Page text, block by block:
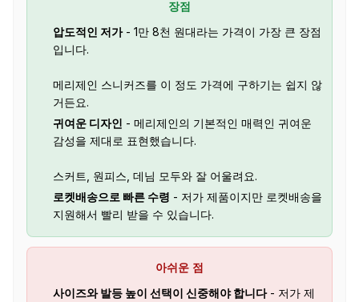
장점
압도적인 저가- 1만 8천 원대라는 가격이 가장 큰 장점
입니다.
메리제인 스니커즈를 이 정도 가격에 구하기는 쉽지 않
거든요.
귀여운 디자인 - 메리제인의 기본적인 매력인 귀여운
감성을 제대로 표현했습니다.
스커트, 원피스, 데님 모두와 잘 어울려요.
로켓배송으로 빠른 수령 - 저가 제품이지만 로켓배송을
지원해서 빨리 받을 수 있습니다.
아쉬운 점
사이즈와 발등 높이 선택이 신중해야 합니다- 저가 제